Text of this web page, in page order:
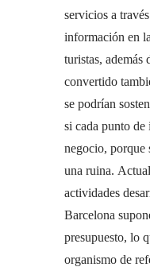
servicios a
información en
turistas, además
convertido
se podrían
si cada punto
negocio, porque
una ruina.
actividades
Barcelona
presupuesto, lo
organismo de